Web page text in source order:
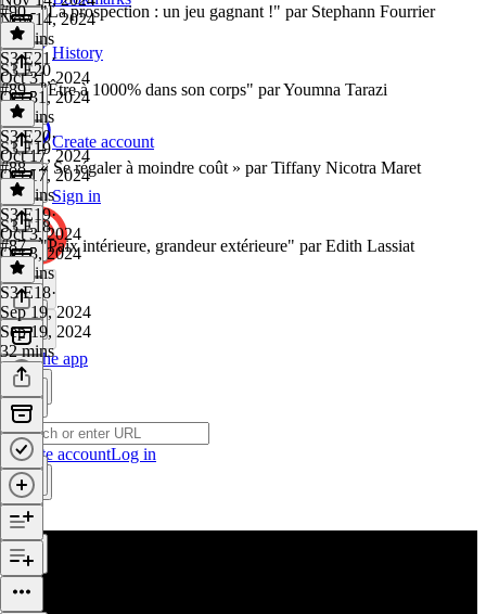
History
Create account
Sign in
Get the app
Create accountLog in
Nov 14, 2024
38 mins
#90 - "La prospection : un jeu gagnant !" par Stephann Fourrier
S3 E21 ·
Oct 31, 2024
Oct 31, 2024
21 mins
S3 E20
#89 - "Être à 1000% dans son corps" par Youmna Tarazi
S3 E20·
Oct 17, 2024
Oct 17, 2024
28 mins
S3 E19
#88 - « Se régaler à moindre coût » par Tiffany Nicotra Maret
S3 E19·
Oct 3, 2024
Oct 3, 2024
22 mins
S3 E18
#87 - "Paix intérieure, grandeur extérieure" par Edith Lassiat
S3 E18·
Sep 19, 2024
Sep 19, 2024
32 mins